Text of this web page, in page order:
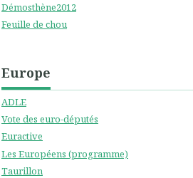
Démosthène2012
Feuille de chou
Europe
ADLE
Vote des euro-députés
Euractive
Les Européens (programme)
Taurillon